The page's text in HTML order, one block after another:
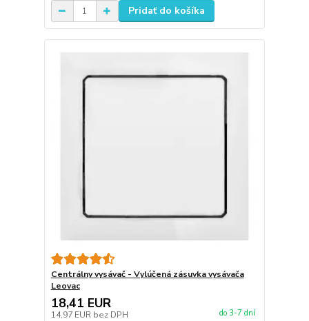
Pridať do košíka
Centrálny vysávač - Vylúčená zásuvka vysávača
Leovac
18,41 EUR
14,97 EUR bez DPH do 3-7 dní